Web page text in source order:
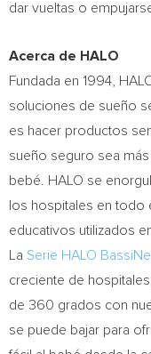
dar vueltas o
Acerca de HALO
Fundada en 1994,
soluciones de sueño
es hacer productos
sueño seguro sea
bebé. HALO se
los hospitales en todo
educativos utilizados
La Serie HALO
creciente de
de 360 grados con
se puede bajar para